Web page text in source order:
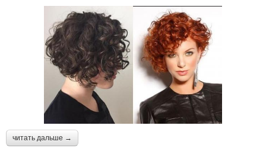
читать дальше →